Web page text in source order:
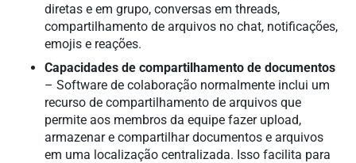
diretas e em grupo, conversas em threads,
compartilhamento de arquivos no chat, notificações,
emojis e reações.
Capacidades de compartilhamento de documentos
– Software de colaboração normalmente inclui um
recurso de compartilhamento de arquivos que
permite aos membros da equipe fazer upload,
armazenar e compartilhar documentos e arquivos
em uma localização centralizada. Isso facilita para